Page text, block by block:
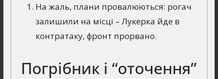
На жаль, плани провалюються: рогач
залишили на місці – Лукерка йде в
контратаку, фронт прорвано.
Погрібник і “оточення”